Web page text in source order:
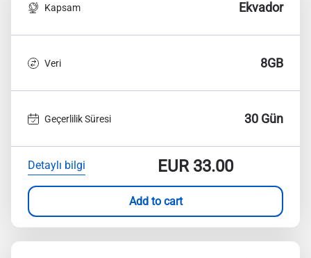
Kapsam Ekvador
Veri 8GB
Geçerlilik Süresi 30 Gün
Detaylı bilgi EUR33.00
Add to cart